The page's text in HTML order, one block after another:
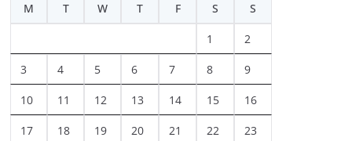
M
T W T F S S
1 2
3 4 5 6 7 8 9
10 11 12 13 14 15 16
17 18 19 20 21 22 23